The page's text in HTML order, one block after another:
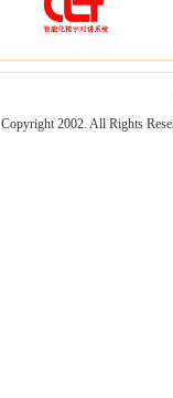
Copyright 2002. All Rights